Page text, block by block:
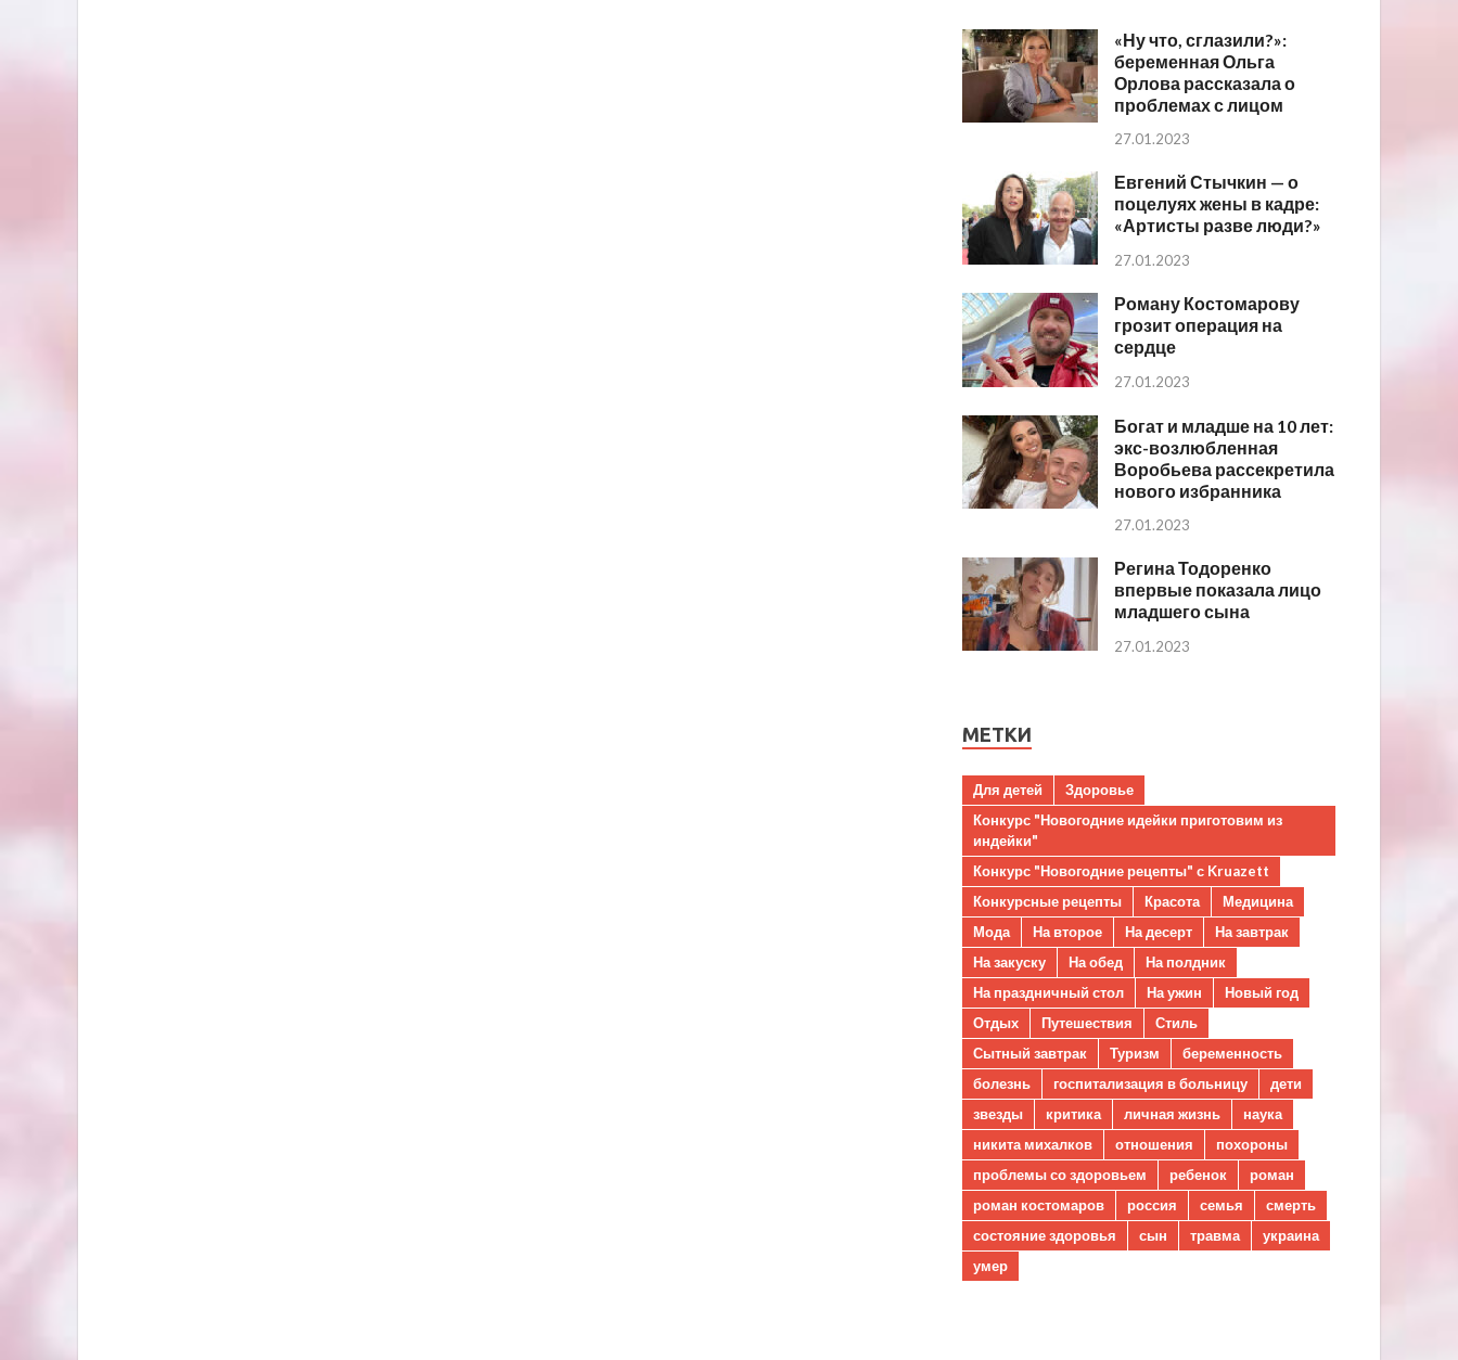
«Ну что, сглазили?»:
беременная Ольга
Орлова рассказала о
проблемах с лицом
27.01.2023
Евгений Стычкин — о
поцелуях жены в кадре:
«Артисты разве люди?»
27.01.2023
Роману Костомарову
грозит операция на
сердце
27.01.2023
Богат и младше на 10 лет:
экс-возлюбленная
Воробьева рассекретила
нового избранника
27.01.2023
Регина Тодоренко
впервые показала лицо
младшего сына
27.01.2023
МЕТКИ
Для детей
Здоровье
Конкурс "Новогодние идейки приготовим из
индейки"
Конкурс "Новогодние рецепты" с Kruazett
Конкурсные рецепты
Красота
Медицина
Мода
На второе На десерт
На завтрак
На закуску
На обед
На полдник
На праздничный стол
На ужин
Новый год
Отдых
Путешествия
Стиль
Сытный завтрак
Туризм
беременность
болезнь
госпитализация в больницу
дети
звезды
критика личная жизнь
наука
никита михалков
отношения
похороны
проблемы со здоровьем
ребенок
роман
роман костомаров
россия семья
смерть
состояние здоровья
сын травма
украина
умер